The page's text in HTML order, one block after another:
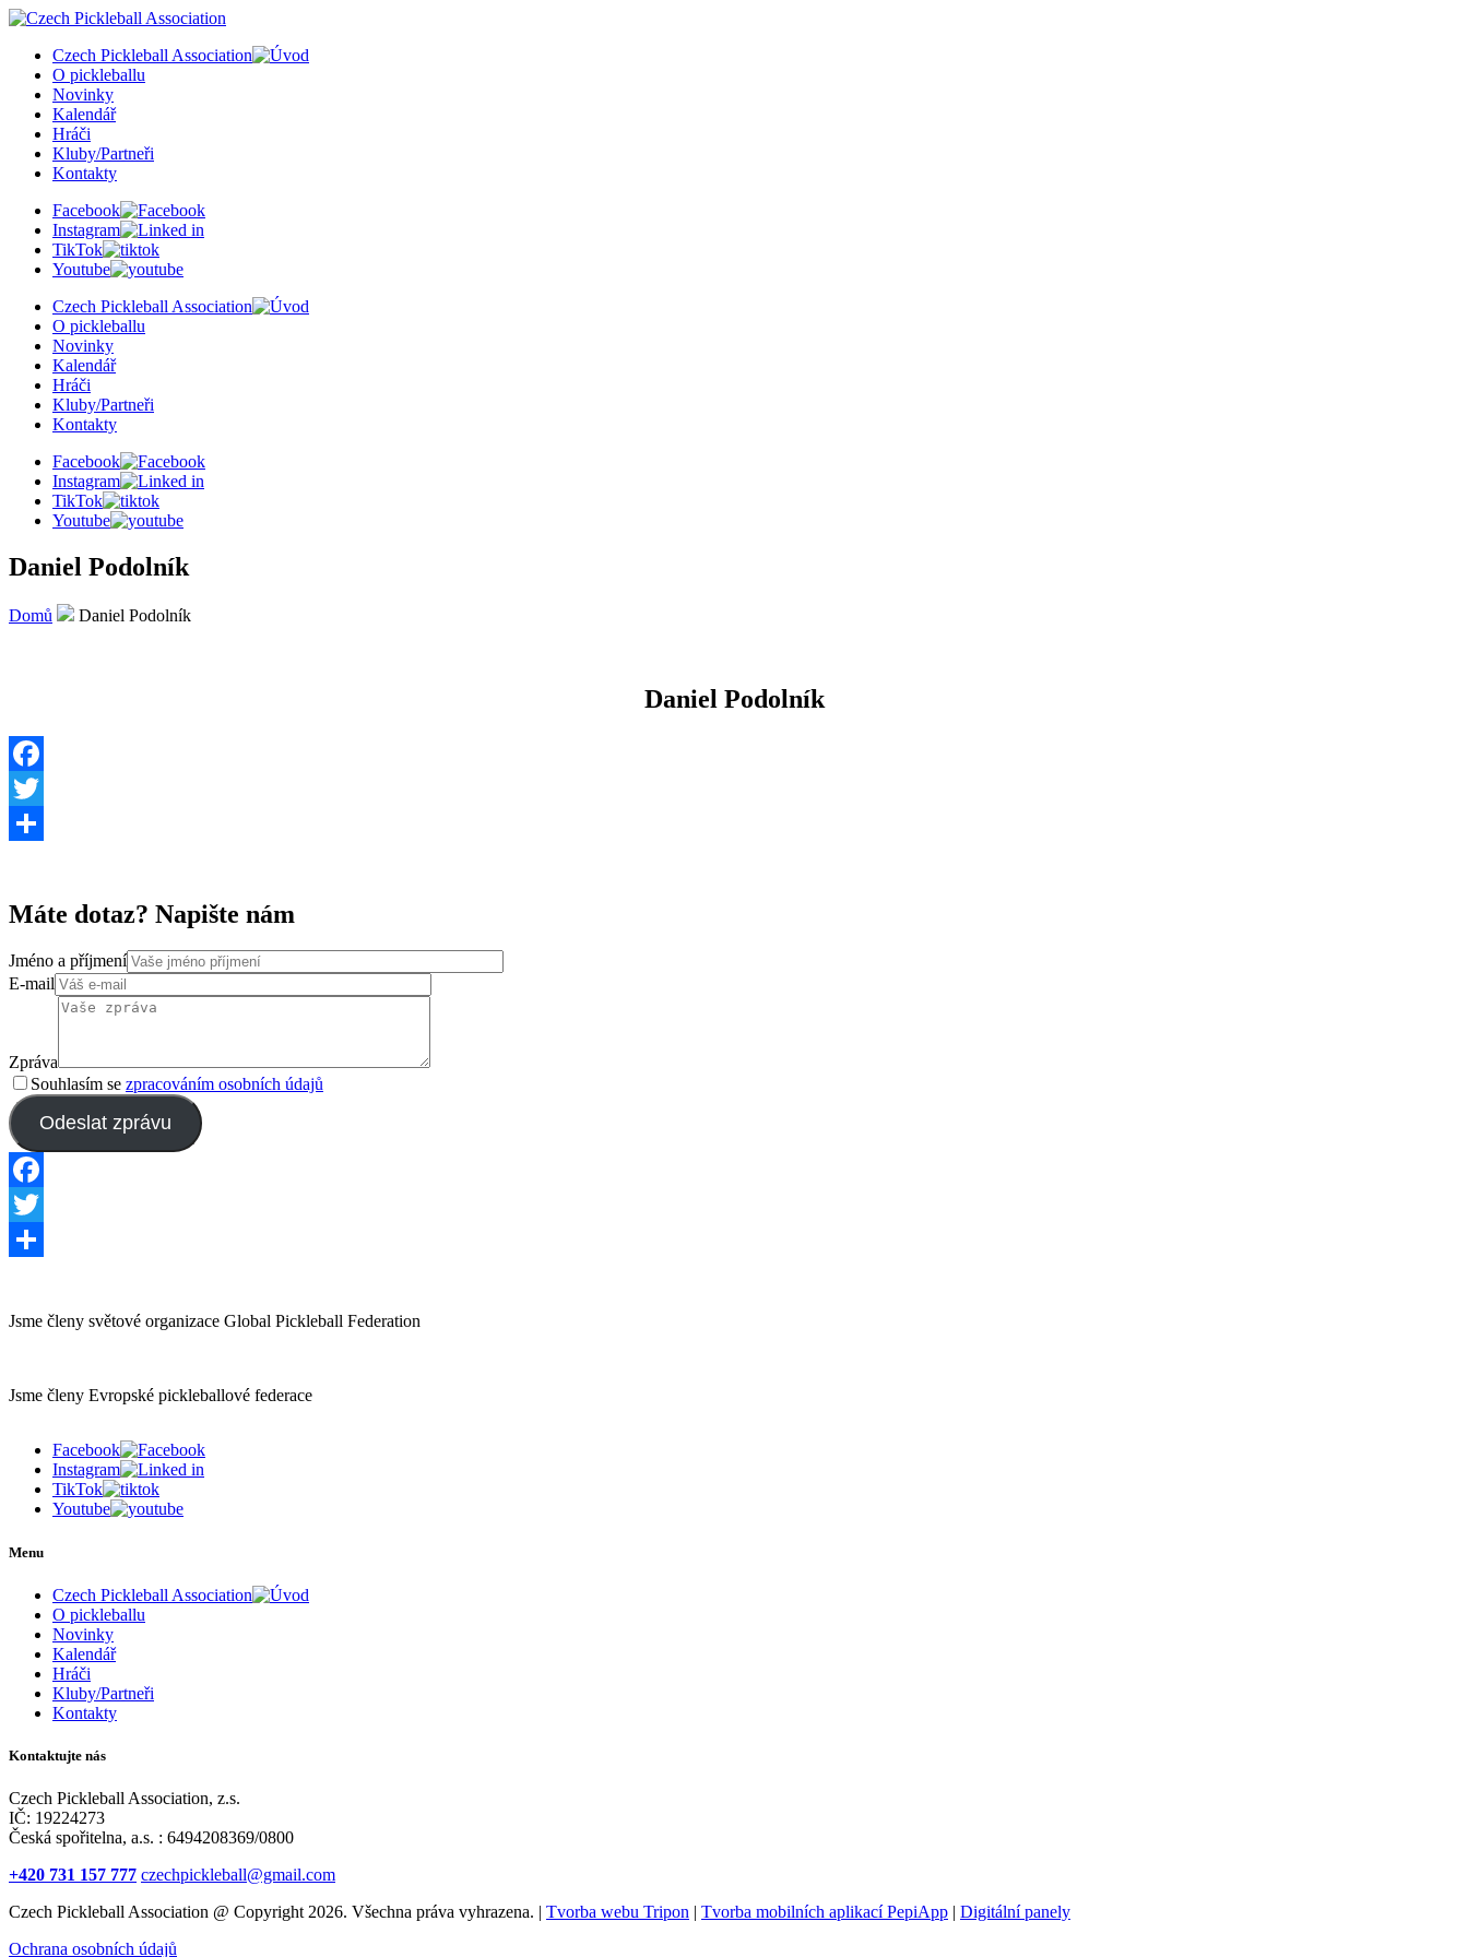
Czech Pickleball Association
O pickleballu
Novinky
Kalendář
Hráči
Kluby/Partneři
Kontakty
Facebook
Instagram
TikTok
Youtube
Czech Pickleball Association
O pickleballu
Novinky
Kalendář
Hráči
Kluby/Partneři
Kontakty
Facebook
Instagram
TikTok
Youtube
Daniel Podolník
Domů Daniel Podolník
Daniel Podolník
Facebook
Twitter
Máte dotaz? Napište nám
Jméno a příjmení
E-mail
Zpráva
Souhlasím se zpracováním osobních údajů
Odeslat zprávu
Facebook
Twitter
Jsme členy světové organizace Global Pickleball Federation
Jsme členy Evropské pickleballové federace
Facebook
Instagram
TikTok
Youtube
Menu
Czech Pickleball Association
O pickleballu
Novinky
Kalendář
Hráči
Kluby/Partneři
Kontakty
Kontaktujte nás
Czech Pickleball Association, z.s.
IČ: 19224273
Česká spořitelna, a.s. : 6494208369/0800
+420 731 157 777 czechpickleball@gmail.com
Czech Pickleball Association @ Copyright 2026. Všechna práva vyhrazena. | Tvorba webu Tripon | Tvorba mobilních aplikací PepiApp | Digitální panely
Ochrana osobních údajů